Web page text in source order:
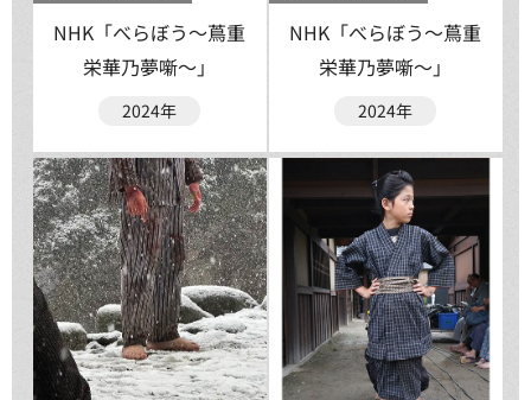
NHK「べらぼう〜蔦重
栄華乃夢噺〜」
2024年
NHK「べらぼう〜蔦重
栄華乃夢噺〜」
2024年